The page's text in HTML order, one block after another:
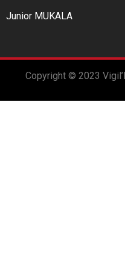
Junior MUKALA
Copyright © 2023